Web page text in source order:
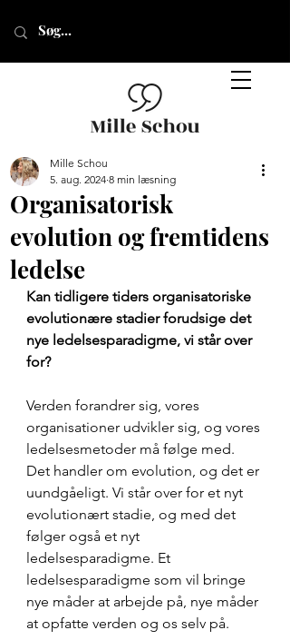
Organisatorisk
evolution og fremtidens
ledelse
Mille Schou
5. aug. 2024 8 min læsning
Kan tidligere tiders organisatoriske
evolutionære stadier forudsige det
nye ledelsesparadigme, vi står over
for?
Verden forandrer sig, vores
organisationer udvikler sig, og vores
ledelsesmetoder må følge med.
Det handler om evolution, og det er
uundgåeligt. Vi står over for et nyt
evolutionært stadie, og med det
følger også et nyt
ledelsesparadigme. Et
ledelsesparadigme som vil bringe
nye måder at arbejde på, nye måder
at opfatte verden og os selv på.